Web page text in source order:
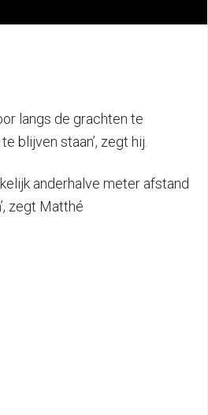
langs de grachten te
blijven staan’, zegt hij.
anderhalve meter afstand
zegt Matthé